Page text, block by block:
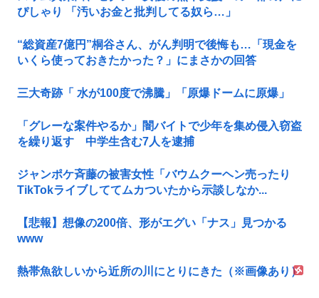
ぴしゃり 「汚いお金と批判してる奴ら…」
“総資産7億円”桐谷さん、がん判明で後悔も…「現金を
いくら使っておきたかった？」にまさかの回答
三大奇跡「 水が100度で沸騰」「原爆ドームに原爆」
「グレーな案件やるか」闇バイトで少年を集め侵入窃盗
を繰り返す 中学生含む7人を逮捕
ジャンポケ斉藤の被害女性「バウムクーヘン売ったり
TikTokライブしててムカついたから示談しなか...
【悲報】想像の200倍、形がエグい「ナス」見つかる
www
熱帯魚欲しいから近所の川にとりにきた（※画像あり）